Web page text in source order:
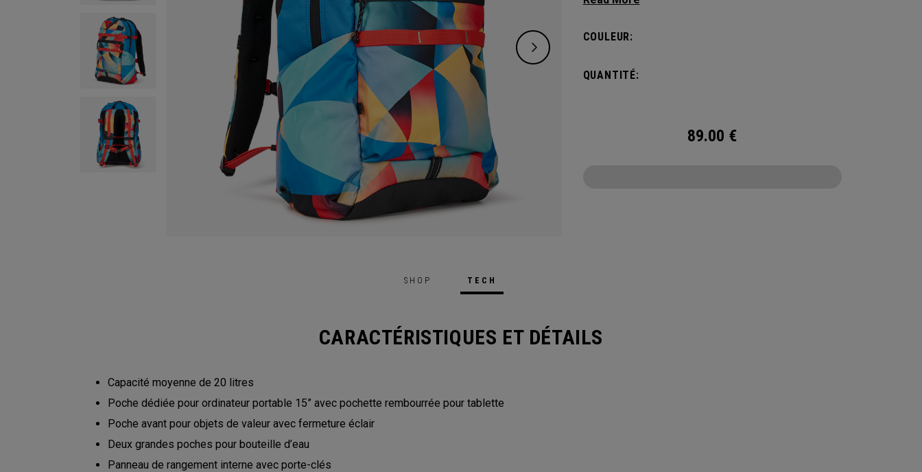
suffisamment compact pour ne pas vous alourdir.
grands objets, le sac à dos Alpha est prêt à affronter
COULEUR:
QUANTITÉ:
89.00 €
SHOP TECH
CARACTÉRISTIQUES ET DÉTAILS
Capacité moyenne de 20 litres
Poche dédiée pour ordinateur portable 15” avec pochette rembourrée pour tablette
Poche avant pour objets de valeur avec fermeture éclair
Deux grandes poches pour bouteille d’eau
Panneau de rangement interne avec porte-clés